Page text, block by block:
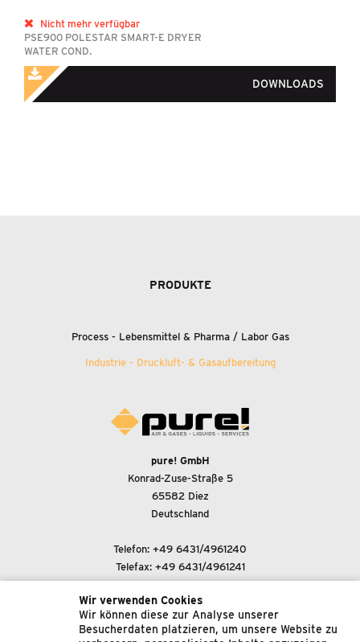
Nicht mehr verfügbar
PSE900 POLESTAR SMART-E DRYER
WATER COND.
DOWNLOADS
PRODUKTE
Process - Lebensmittel &Pharma / Labor Gas
Industrie - Druckluft- & Gasaufbereitung
pure! GmbH
Konrad-Zuse-Straße 5
65582 Diez
Deutschland
Telefon: +49 6431/4961240
Telefax: +49 6431/4961241
E-Mail-Adresse:
support@pure-gmbh.com
Wir verwenden Cookies
Wir können diese zur Analyse unserer
Besucherdaten platzieren, um unsere Website zu